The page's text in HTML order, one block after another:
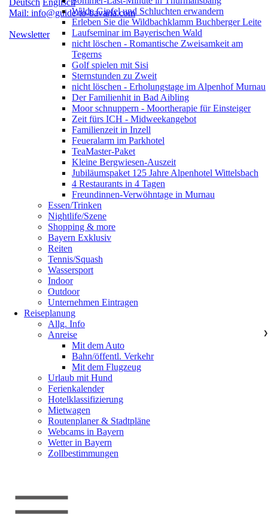
Mail: info@guide-to-bavaria.com
Newsletter
Wilde Gipfel und Schluchten erwandern
Erleben Sie die Wildbachklamm Buchberger Leite
Laufseminar im Bayerischen Wald
nicht löschen - Romantische Zweisamkeit am
Tegerns
Golf spielen mit Sisi
Sternstunden zu Zweit
nicht löschen - Erholungstage im Alpenhof Murnau
Der Familienhit in Bad Aibling
Moor schnuppern - Moortherapie für Einsteiger
Zeit fürs ICH - Midweekangebot
Familienzeit in Inzell
Feueralarm im Parkhotel
TeaMaster-Paket
Kleine Bergwiesen-Auszeit
Jubiläumspaket 125 Jahre Alpenhotel Wittelsbach
4 Restaurants in 4 Tagen
Freundinnen-Verwöhntage in Murnau
Essen/Trinken
Nightlife/Szene
Shopping & more
Bayern Exklusiv
Reiten
Tennis/Squash
Wassersport
Indoor
Outdoor
Unternehmen Eintragen
Reiseplanung
Allg. Info
Anreise
❯
Mit dem Auto
Bahn/öffentl. Verkehr
Mit dem Flugzeug
Urlaub mit Hund
Ferienkalender
Hotelklassifizierung
Mietwagen
Routenplaner & Stadtpläne
Webcams in Bayern
Wetter in Bayern
Zollbestimmungen